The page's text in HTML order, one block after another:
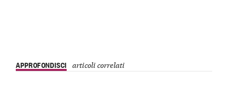
APPROFONDISCI articoli correlati